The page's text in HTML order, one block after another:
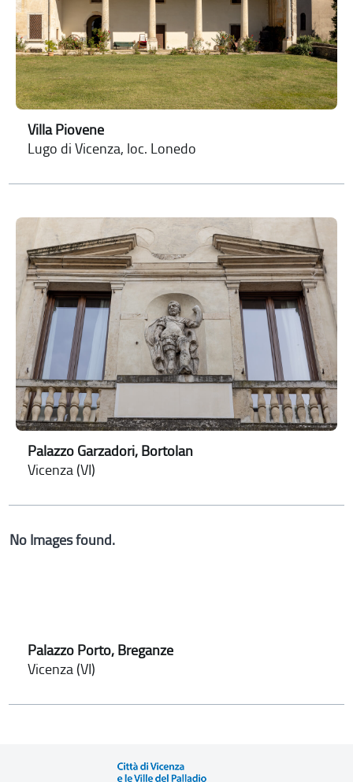
Villa Piovene
Lugo di Vicenza, loc. Lonedo
Palazzo Garzadori, Bortolan
Vicenza (VI)
No Images found.
Palazzo Porto, Breganze
Vicenza (VI)